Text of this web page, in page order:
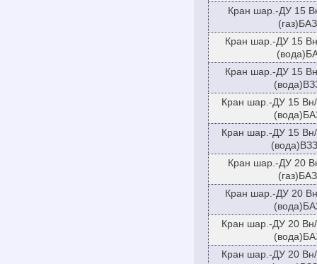
Кран шар.-ДУ 15
Кран шар.-ДУ 15
Кран шар.-ДУ 15
Кран шар.-ДУ 15
Кран шар.-ДУ 15
Кран шар.-ДУ 20
Кран шар.-ДУ 20
Кран шар.-ДУ 20
Кран шар.-ДУ 20